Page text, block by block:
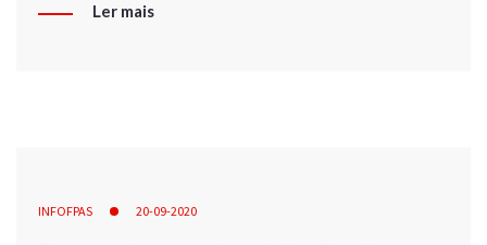
Ler mais
INFOFPAS 20-09-2020